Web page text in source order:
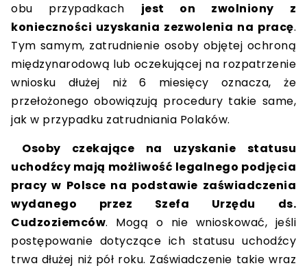
obu przypadkach jest on zwolniony z
konieczności uzyskania zezwolenia na pracę.
Tym samym, zatrudnienie osoby objętej ochroną
międzynarodową lub oczekującej na rozpatrzenie
wniosku dłużej niż 6 miesięcy oznacza, że
przełożonego obowiązują procedury takie same,
jak w przypadku zatrudniania Polaków.
Osoby czekające na uzyskanie statusu
uchodźcy mają możliwość legalnego podjęcia
pracy w Polsce na podstawie zaświadczenia
wydanego przez Szefa Urzędu ds.
Cudzoziemców. Mogą o nie wnioskować, jeśli
postępowanie dotyczące ich statusu uchodźcy
trwa dłużej niż pół roku. Zaświadczenie takie wraz